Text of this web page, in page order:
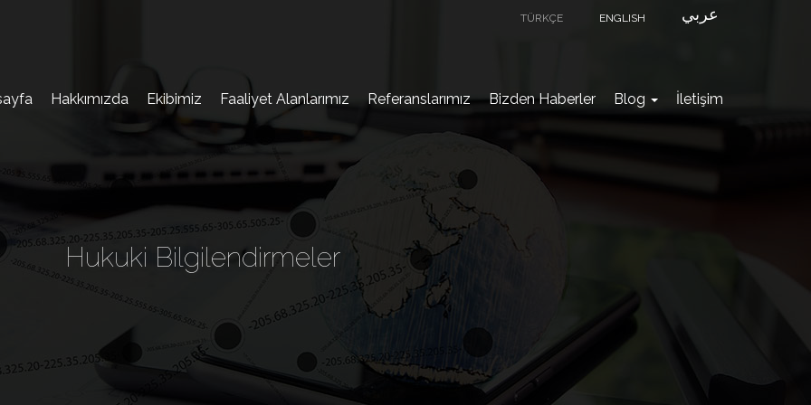
Hakkımızda Ekibimiz Faaliyet Alanlarımız Referanslarımız Bizden Haberler Blog İletişim
TÜRKÇE ENGLISH عربي
Hukuki Bilgilendirmeler